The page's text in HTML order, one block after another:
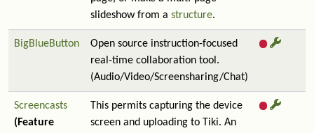
slideshow from a structure.
BigBlueButton
Open source instruction-focused
real-time collaboration tool.
(Audio/Video/Screensharing/Chat)
Screencasts
(Feature
This permits capturing the device
screen and uploading to Tiki. An